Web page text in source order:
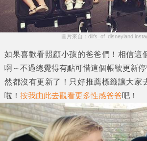
圖片來自：dilfs_of_disneyland
如果喜歡看照顧小孩的爸爸們！相信這
啊～不過總覺得有點可惜這個帳號更新
然都沒有更新了！只好推薦標籤讓大家
啦！ 按我由此去觀看更多性感爸爸吧！